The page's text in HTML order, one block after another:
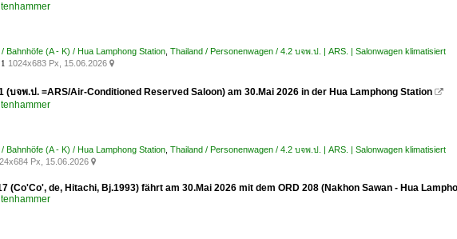
Bahnhöfe (A - K) / Hua Lamphong Station Thailand / Personenwagen / 4.2 บจพ.ป. | ARS. | Salonwagen klimatisiert
1024x683 Px, 15.06.2026 
(บจพ.ป. =ARS/Air-Conditioned Reserved Saloon) am 30.Mai 2026 in der Hua Lamphong Station 
Bahnhöfe (A - K) / Hua Lamphong Station Thailand / Personenwagen / 4.2 บจพ.ป. | ARS. | Salonwagen klimatisiert
Px, 15.06.2026 
(Co'Co', de, Hitachi, Bj.1993) fährt am 30.Mai 2026 mit dem ORD 208 (Nakhon Sawan - Hua